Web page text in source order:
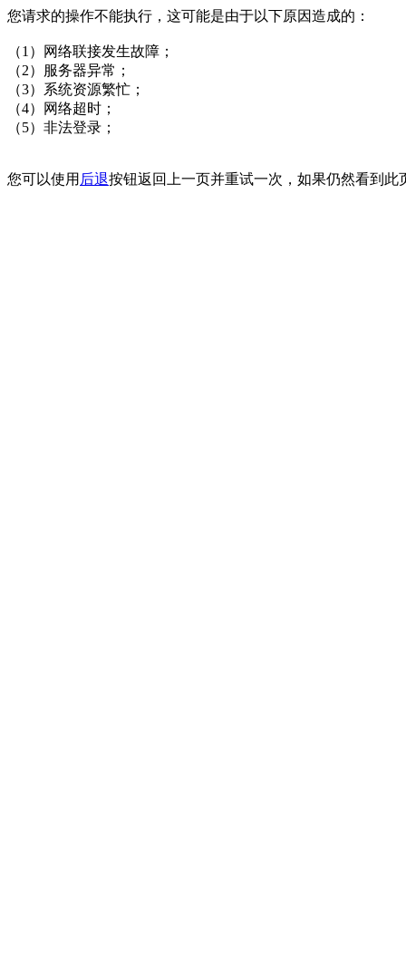
您请求的操作不能执行，这可能是由于以下原因造成的：
（1）网络联接发生故障；
（2）服务器异常；
（3）系统资源繁忙；
（4）网络超时；
（5）非法登录；
您可以使用 后退按钮返回上一页并重试一次，如果仍然看到此